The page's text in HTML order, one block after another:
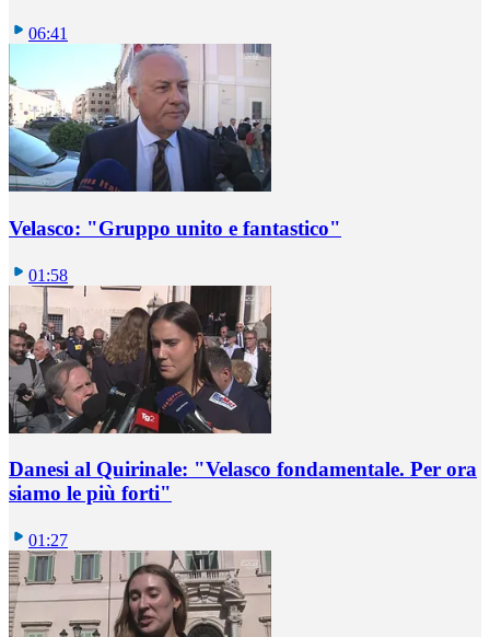
06:41
Velasco: "Gruppo unito e fantastico"
01:58
Danesi al Quirinale: "Velasco fondamentale. Per ora
siamo le più forti"
01:27